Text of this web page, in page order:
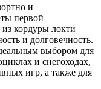
и
первой
кордуры локти
и долговечность.
выбором для
и снегоходах,
игр, а также для